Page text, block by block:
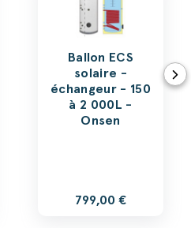
Ballon ECS
solaire -
échangeur - 150
à 2 000L -
Onsen
799,00 €